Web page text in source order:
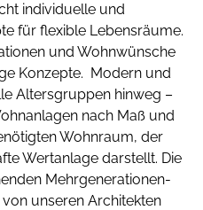
individuelle und
für flexible Lebensräume.
und Wohnwünsche
Konzepte. Modern und
Altersgruppen hinweg –
nach Maß und
Wohnraum, der
Wertanlage darstellt. Die
Mehrgenerationen-
unseren Architekten